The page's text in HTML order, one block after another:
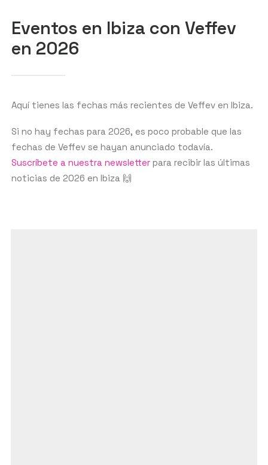
Eventos en Ibiza con Veffev
en 2026
Aquí tienes las fechas más recientes de Veffev en Ibiza.
Si no hay fechas para 2026, es poco probable que las
fechas de Veffev se hayan anunciado todavía.
Suscríbete a nuestra newsletter para recibir las últimas
noticias de 2026 en Ibiza 🙌